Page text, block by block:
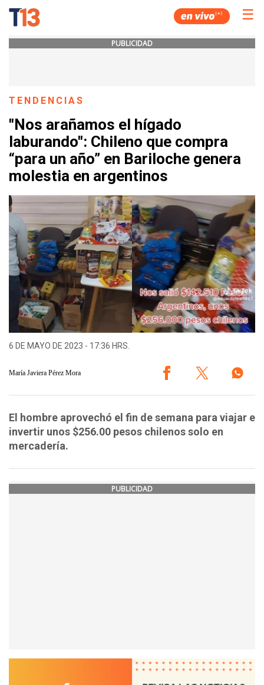
☰
PUBLICIDAD
TENDENCIAS
"Nos arañamos el hígado
laburando": Chileno que compra
“para un año” en Bariloche genera
molestia en argentinos
6 DE MAYO DE 2023 - 17:36 HRS.
María Javiera Pérez Mora
El hombre aprovechó el fin de semana para viajar e
invertir unos $256.00 pesos chilenos solo en
mercadería.
PUBLICIDAD